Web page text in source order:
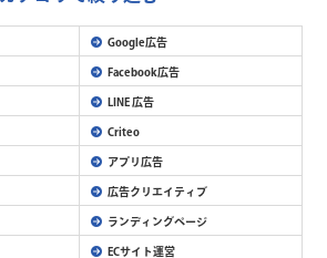
Google広告
Facebook広告
LINE 広告
Criteo
アプリ広告
広告クリエイティブ
ランディングページ
ECサイト運営